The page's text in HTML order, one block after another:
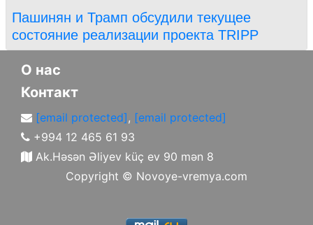
Пашинян и Трамп обсудили текущее
состояние реализации проекта TRIPP
О нас
Контакт
[email protected], [email protected]
+994 12 465 61 93
Ak.Həsən Əliyev küç ev 90 mən 8
Copyright © Novoye-vremya.com